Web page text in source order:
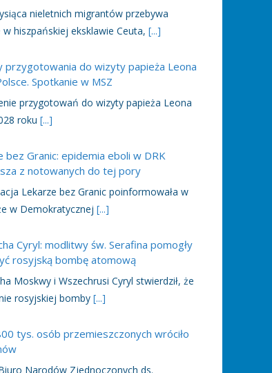
nieletnich migrantów przebywa
w hiszpańskiej eksklawie Ceuta, [...]
przygotowania do wizyty papieża Leona
Spotkanie w MSZ
przygotowań do wizyty papieża Leona
roku [...]
bez Granic: epidemia eboli w DRK
z notowanych do tej pory
Lekarze bez Granic poinformowała w
w Demokratycznej [...]
Cyryl: modlitwy św. Serafina pomogły
rosyjską bombę atomową
Moskwy i Wszechrusi Cyryl stwierdził, że
rosyjskiej bomby [...]
tys. osób przemieszczonych wróciło
Narodów Zjednoczonych ds.